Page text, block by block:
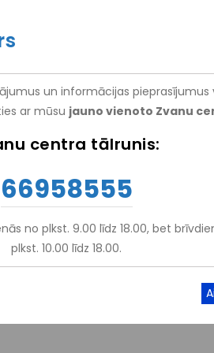
(
ATTEIKT VIZĪTI
-VSIA NRC „Vaivari” Infrastruktūras
funkcionēšanas
un informācijas pieprasījumus
ar mūsu jauno vienoto Zvanu
centra tālrunis:
66958555
no plkst. 9.00 līdz 18.00, bet
plkst. 10.00 līdz 18.00.